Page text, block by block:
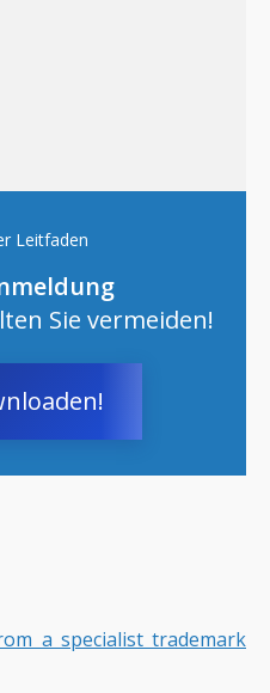
Leitfaden
Sie vermeiden!
a specialist trademark